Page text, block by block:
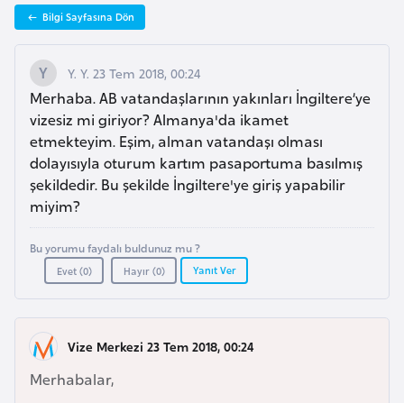
i
z
e
ş
l
e
m
l
r
i
Bilgi Sayfasına Dön
Y. Y. 23 Tem 2018, 00:24
Merhaba. AB vatandaşlarının yakınları İngiltere’ye
vizesiz mi giriyor? Almanya'da ikamet
etmekteyim. Eşim, alman vatandaşı olması
dolayısıyla oturum kartım pasaportuma basılmış
şekildedir. Bu şekilde İngiltere'ye giriş yapabilir
miyim?
Bu yorumu faydalı buldunuz mu ?
Evet (0) Hayır (0) Yanıt Ver
Vize Merkezi 23 Tem 2018, 00:24
Merhabalar,
v
u
s
t
u
r
y
a
A
z
r
b
a
c